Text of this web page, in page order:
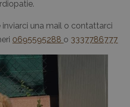
una mail o contattarci
0695595288 o 3337786777